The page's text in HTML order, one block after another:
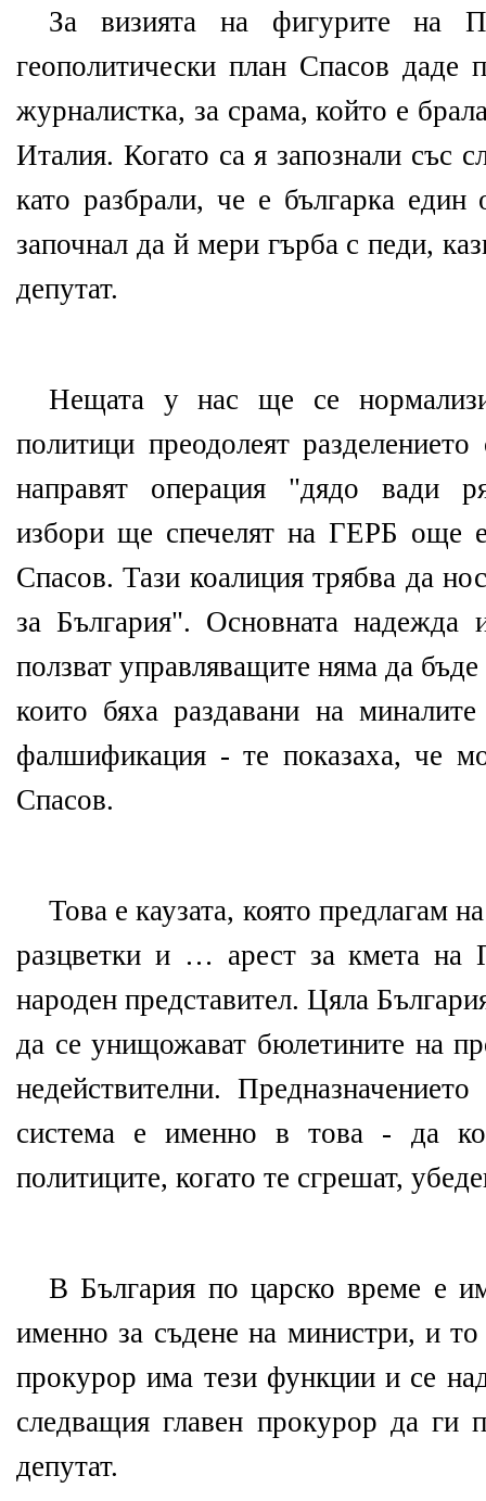
За визията на фигурите на
геополитически план Спасов даде
журналистка, за срама, който е
Италия. Когато са я запознали със
като разбрали, че е българка
започнал да й мери гърба с педи,
депутат.
Нещата у нас ще се
политици преодолеят
направят операция "дядо вади
избори ще спечелят на ГЕРБ още
Спасов. Тази коалиция трябва да
за България". Основната надежда
ползват управляващите няма да
които бяха раздавани на
фалшификация - те показаха, че
Спасов.
Това е каузата, която предлагам
разцветки и … арест за кмета на
народен представител. Цяла
да се унищожават бюлетините на
недействителни.
система е именно в това - да
политиците, когато те сгрешат,
В България по царско време е
именно за съдене на министри, и то
прокурор има тези функции и се
следващия главен прокурор да ги
депутат.